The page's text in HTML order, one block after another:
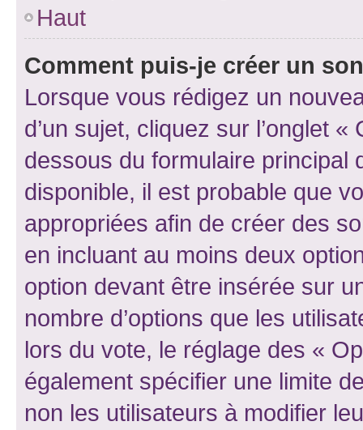
Haut
Comment puis-je créer un
Lorsque vous rédigez un
d’un sujet, cliquez sur l’onglet
dessous du formulaire principal
disponible, il est probable que
appropriées afin de créer des
en incluant au moins deux
option devant être insérée sur
nombre d’options que les
lors du vote, le réglage des «
également spécifier une limite
non les utilisateurs à modifier